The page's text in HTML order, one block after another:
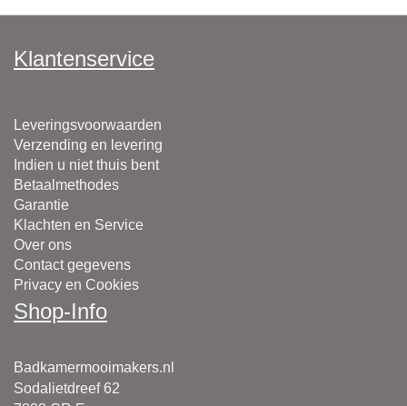
Klantenservice
Leveringsvoorwaarden
Verzending en levering
Indien u niet thuis bent
Betaalmethodes
Garantie
Klachten en Service
Over ons
Contact gegevens
Privacy en Cookies
Shop-Info
Badkamermooimakers.nl
Sodalietdreef 62